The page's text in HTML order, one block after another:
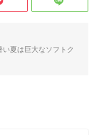
い夏は巨大なソフトク